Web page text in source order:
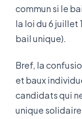
commun si le
la loi du 6 juillet
bail unique).
Bref, la
et baux
candidats qui
unique